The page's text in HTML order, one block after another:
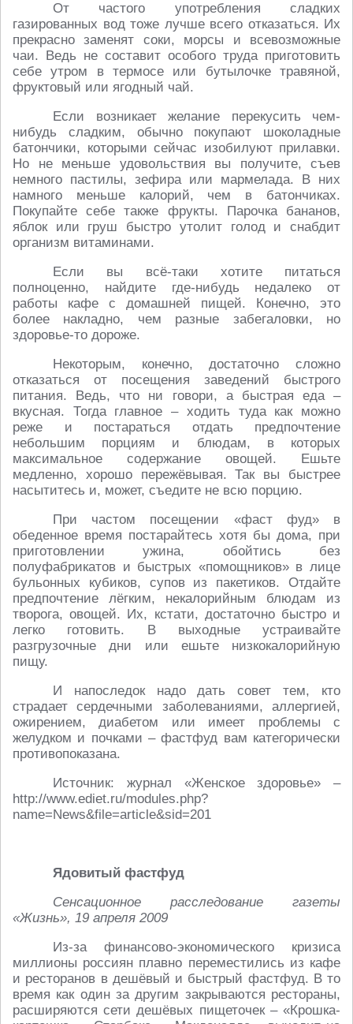
От частого употребления сладких
газированных вод тоже лучше всего отказаться. Их
прекрасно заменят соки, морсы и всевозможные
чаи. Ведь не составит особого труда приготовить
себе утром в термосе или бутылочке травяной,
фруктовый или ягодный чай.
Если возникает желание перекусить чем-
нибудь сладким, обычно покупают шоколадные
батончики, которыми сейчас изобилуют прилавки.
Но не меньше удовольствия вы получите, съев
немного пастилы, зефира или мармелада. В них
намного меньше калорий, чем в батончиках.
Покупайте себе также фрукты. Парочка бананов,
яблок или груш быстро утолит голод и снабдит
организм витаминами.
Если вы всё-таки хотите питаться
полноценно, найдите где-нибудь недалеко от
работы кафе с домашней пищей. Конечно, это
более накладно, чем разные забегаловки, но
здоровье-то дороже.
Некоторым, конечно, достаточно сложно
отказаться от посещения заведений быстрого
питания. Ведь, что ни говори, а быстрая еда –
вкусная. Тогда главное – ходить туда как можно
реже и постараться отдать предпочтение
небольшим порциям и блюдам, в которых
максимальное содержание овощей. Ешьте
медленно, хорошо пережёвывая. Так вы быстрее
насытитесь и, может, съедите не всю порцию.
При частом посещении «фаст фуд» в
обеденное время постарайтесь хотя бы дома, при
приготовлении ужина, обойтись без
полуфабрикатов и быстрых «помощников» в лице
бульонных кубиков, супов из пакетиков. Отдайте
предпочтение лёгким, некалорийным блюдам из
творога, овощей. Их, кстати, достаточно быстро и
легко готовить. В выходные устраивайте
разгрузочные дни или ешьте низкокалорийную
пищу.
И напоследок надо дать совет тем, кто
страдает сердечными заболеваниями, аллергией,
ожирением, диабетом или имеет проблемы с
желудком и почками – фастфуд вам категорически
противопоказана.
Источник: журнал «Женское здоровье» –
http://www.ediet.ru/modules.php?
name=News&file=article&sid=201
Ядовитый фастфуд
Сенсационное расследование газеты
«Жизнь», 19 апреля 2009
Из-за финансово-экономического кризиса
миллионы россиян плавно переместились из кафе
и ресторанов в дешёвый и быстрый фастфуд. В то
время как один за другим закрываются рестораны,
расширяются сети дешёвых пищеточек – «Крошка-